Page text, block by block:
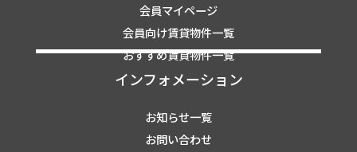
会員マイページ
会員向け賃貸物件一覧
おすすめ賃貸物件一覧
インフォメーション
お知らせ一覧
お問い合わせ